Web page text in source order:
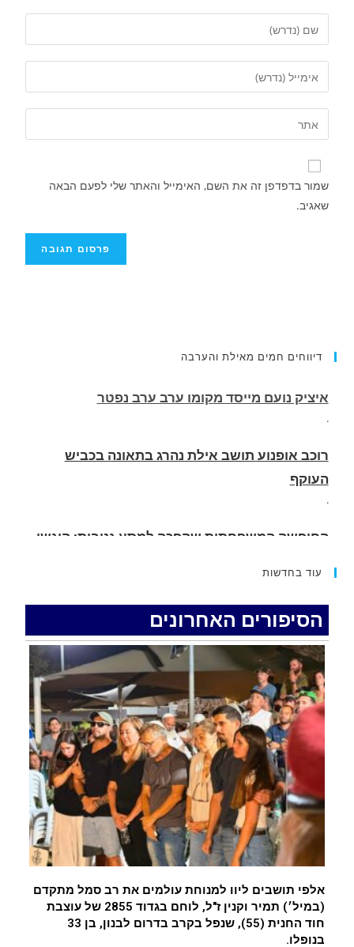
שמור בדפדפן זה את השם, האימייל והאתר שלי לפעם הבאה
שאגיב.
דיווחים חמים מאילת והערבה
רוכב אופנוע תושב אילת נהרג בתאונה בכביש
העוקף
החופשה המשפחתית שהפכה למסע גניבות: הוגשו
.
רכב התנגש במעקה בטיחות בכביש 90 בסמוך לעין
חצבה. פצועים
איציק נועם מייסד מקומו ערב ערב נפטר
עוד בחדשות
הסיפורים האחרונים
אלפי תושבים ליוו למנוחת עולמים את רב סמל מתקדם
(במיל׳) תמיר וקנין ז"ל, לוחם בגדוד 2855 של עוצבת
חוד החנית (55), שנפל בקרב בדרום לבנון, בן 33
בנופלו.